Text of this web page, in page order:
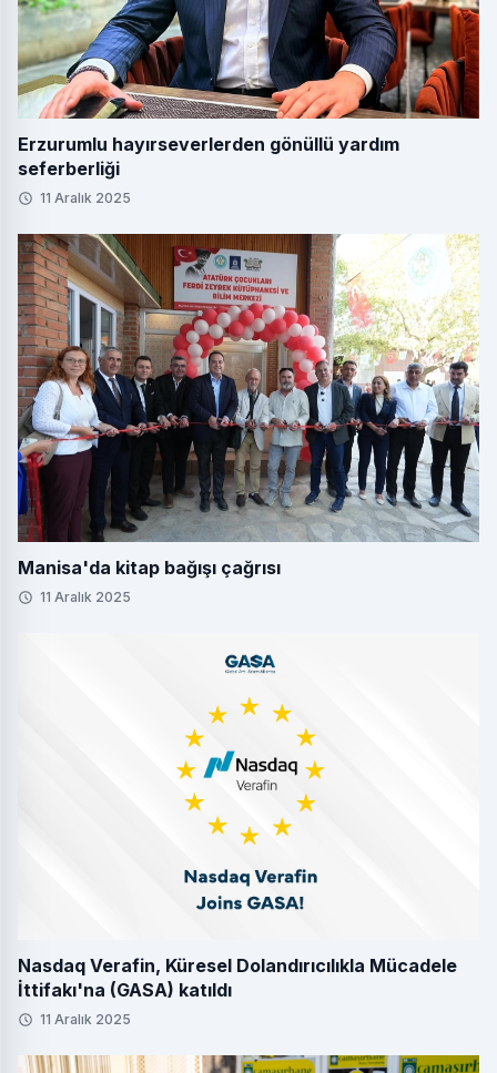
Erzurumlu hayırseverlerden gönüllü yardım
seferberliği
11 Aralık 2025
Manisa'da kitap bağışı çağrısı
11 Aralık 2025
Nasdaq Verafin, Küresel Dolandırıcılıkla Mücadele
İttifakı'na (GASA) katıldı
11 Aralık 2025